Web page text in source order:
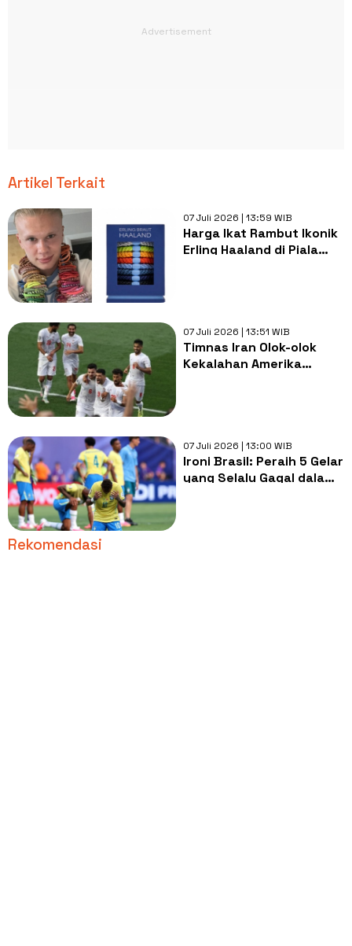
Artikel Terkait
07 Juli 2026 | 13:59 WIB
Harga Ikat Rambut Ikonik
Erling Haaland di Piala
07 Juli 2026 | 13:51 WIB
Timnas Iran Olok-olok
Kekalahan Amerika
07 Juli 2026 | 13:00 WIB
Ironi Brasil: Peraih 5 Gelar
yang Selalu Gagal dalam
Rekomendasi